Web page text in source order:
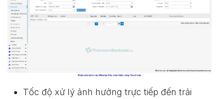
Tốc độ xử lý ảnh hưởng trực tiếp đến trải